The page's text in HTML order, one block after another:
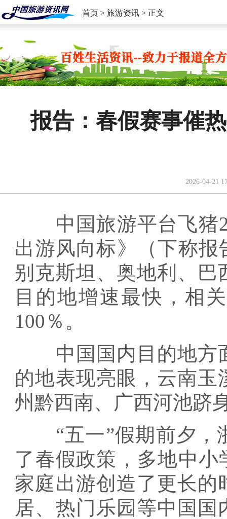
首页 > 旅游资讯 > 正文
报告：春假赛事催
2026-04-21
中国旅游平台飞猪
出游风向标》（下称报
别克斯坦、奥地利、
目的地增速最快，相
100％。
中国国内目的地方
的地表现亮眼，云南
州黔西南、广西河池跻
“五一”假期前夕，
了春假政策，多地中小
家庭出游创造了更长
居、热门乐园等中国